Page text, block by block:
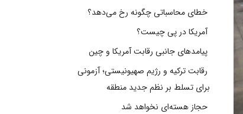
خطای محاسباتی چگونه رخ می‌دهد؟
آمریکا در پی چیست؟
پیامدهای جانبی رقابت آمریکا و چین
رقابت ترکیه و رژیم صهیونیستی؛ آزمونی
برای تسلط بر نظم جدید منطقه
حجاز هسته‌ای نخواهد شد